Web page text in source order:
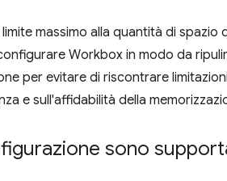
massimo alla quantità di spazio
Workbox in modo da
per evitare di riscontrare
e sull'affidabilità della
sono